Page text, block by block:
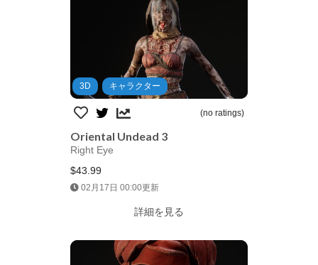
3D キャラクター
(no ratings)
Oriental Undead 3
Right Eye
$43.99
02月17日 00:00更新
詳細を見る
Jump AssetStore